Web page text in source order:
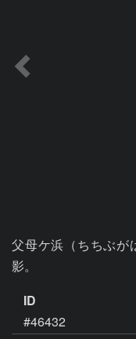
父母ケ浜（ちちぶが
影。
ID
#46432